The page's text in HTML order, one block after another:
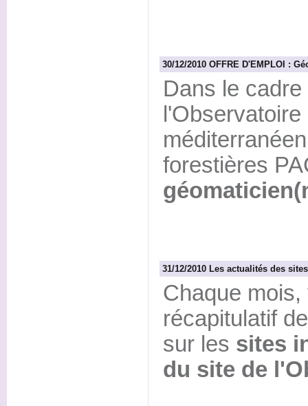
30/12/2010 OFFRE D'EMPLOI :
Dans le
forestières
31/12/2010 Les actualités des
Chaque
récapitulatif
sur les sites
du site de